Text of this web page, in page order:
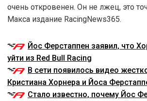
очень откровенен. Он не лжец, это
Макса издание RacingNews365.
Йос Ферстаппен заявил, что
уйти из Red Bull Racing
В сети появилось видео
Кристиана Хорнера и Йоса
Стало известно, почему Йос